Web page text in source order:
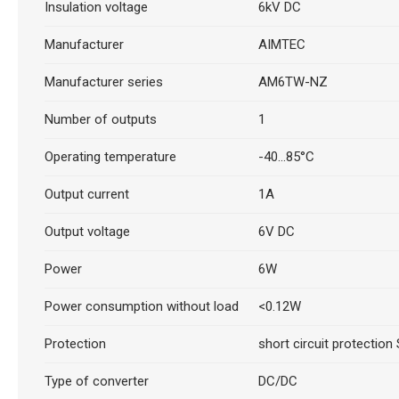
Insulation voltage 6kV DC
Manufacturer AIMTEC
Manufacturer series AM6TW-NZ
Number of outputs 1
Operating temperature -40...85°C
Output current 1A
Output voltage 6V DC
Power 6W
Power consumption without load <0.12W
Protection short circuit protection
Type of converter DC/DC